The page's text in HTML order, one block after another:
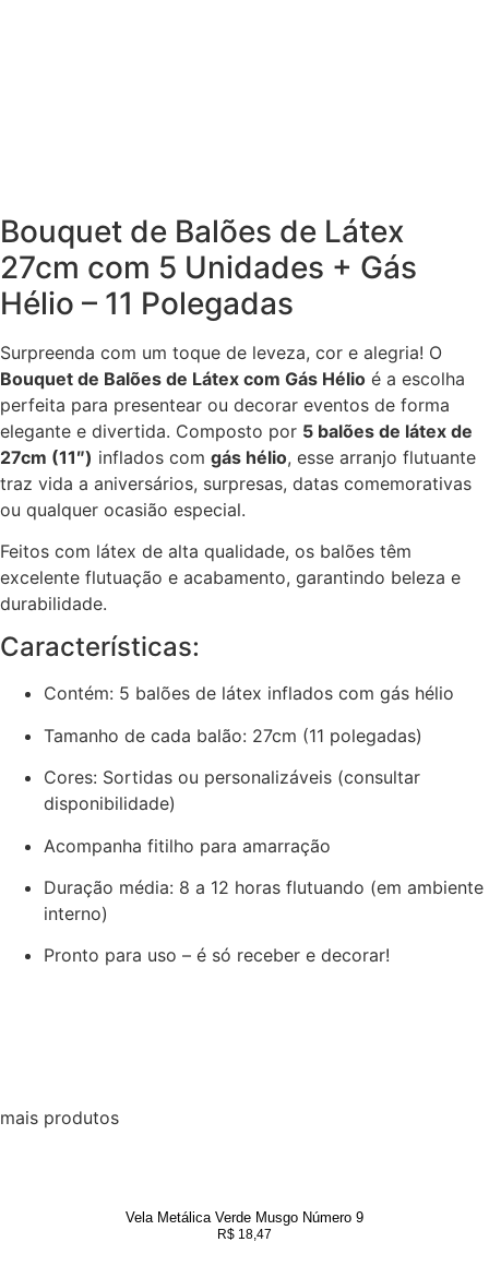
Bouquet de Balões de Látex
27cm com 5 Unidades + Gás
Hélio – 11 Polegadas
Surpreenda com um toque de leveza, cor e alegria! O
Bouquet de Balões de Látex com Gás Hélio é a escolha
perfeita para presentear ou decorar eventos de forma
elegante e divertida. Composto por 5 balões de látex de
27cm (11″) inflados com gás hélio, esse arranjo flutuante
traz vida a aniversários, surpresas, datas comemorativas
ou qualquer ocasião especial.
Feitos com látex de alta qualidade, os balões têm
excelente flutuação e acabamento, garantindo beleza e
durabilidade.
Características:
Contém: 5 balões de látex inflados com gás hélio
Tamanho de cada balão: 27cm (11 polegadas)
Cores: Sortidas ou personalizáveis (consultar
disponibilidade)
Acompanha fitilho para amarração
Duração média: 8 a 12 horas flutuando (em ambiente
interno)
Pronto para uso – é só receber e decorar!
mais produtos
Vela Metálica Verde Musgo Número 9
R$ 18,47